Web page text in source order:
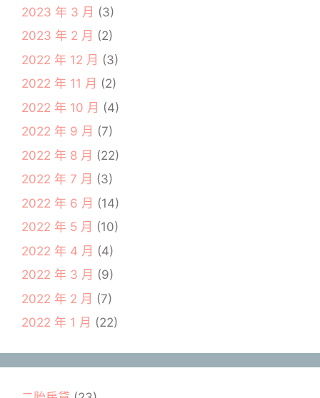
2023 年 3 月 (3)
2023 年 2 月 (2)
2022 年 12 月 (3)
2022 年 11 月 (2)
2022 年 10 月 (4)
2022 年 9 月 (7)
2022 年 8 月 (22)
2022 年 7 月 (3)
2022 年 6 月 (14)
2022 年 5 月 (10)
2022 年 4 月 (4)
2022 年 3 月 (9)
2022 年 2 月 (7)
2022 年 1 月 (22)